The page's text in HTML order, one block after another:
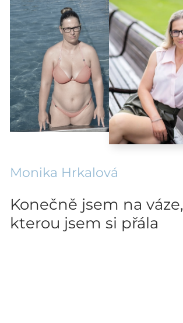
Monika Hrkalová
Konečně jsem na váze,
kterou jsem si přála